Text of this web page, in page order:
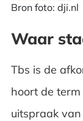
Bron foto: dji.nl
Waar
Tbs is de
hoort de
uitspraak